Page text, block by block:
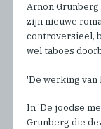
Arnon
zijn nieuwe
controversieel,
wel taboes
'De werking
In 'De joodse
Grunberg die